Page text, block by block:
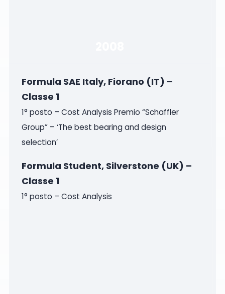
Formula SAE Italy, Fiorano (IT) –
Classe 1
1° posto – Cost Analysis Premio “Schaffler
Group” – ‘The best bearing and design
selection’
Formula Student, Silverstone (UK) –
Classe 1
1° posto – Cost Analysis